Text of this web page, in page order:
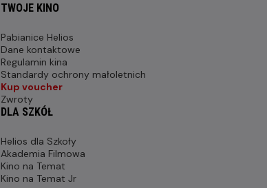
TWOJE KINO
Pabianice Helios
Dane kontaktowe
Regulamin kina
Standardy ochrony małoletnich
Kup voucher
Zwroty
DLA SZKÓŁ
Helios dla Szkoły
Akademia Filmowa
Kino na Temat
Kino na Temat Jr